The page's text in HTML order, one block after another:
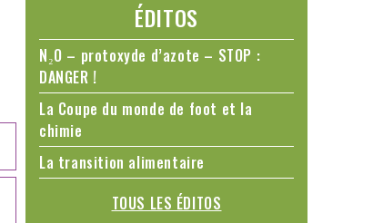
ÉDITOS
N₂O – protoxyde d’azote – STOP :
DANGER !
La Coupe du monde de foot et la
chimie
La transition alimentaire
TOUS LES ÉDITOS